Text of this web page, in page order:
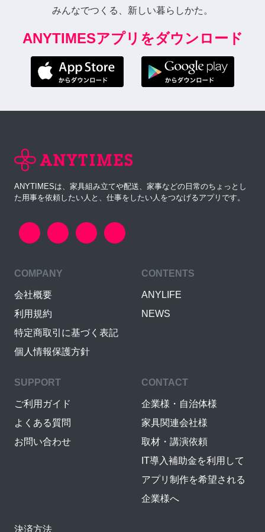
みんなでつくる、新しい暮らしかた。
ANYTIMESアプリをダウンロード
ANYTIMESは、家具組み立てや配送、家事などの日常のちょっとし
た用事を依頼したい人と、仕事をしたい人をつなげるアプリです。
COMPANY
会社概要
利用規約
特定商取引に基づく表記
個人情報保護方針
CONTENTS
ANYLIFE
NEWS
SUPPORT
ご利用ガイド
よくある質問
お問い合わせ
CONTACT
企業様・自治体様
家具関連会社様
取材・講演依頼
IT導入補助金を利用して
アプリ制作を希望される
企業様へ
決済方法